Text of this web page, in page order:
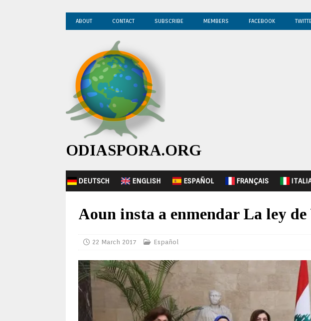
ABOUT CONTACT SUBSCRIBE MEMBERS FACEBOOK
ODIASPORA.ORG
DEUTSCH ENGLISH ESPAÑOL FRANÇAIS
Aoun insta a enmendar La ley
22 March 2017 Español